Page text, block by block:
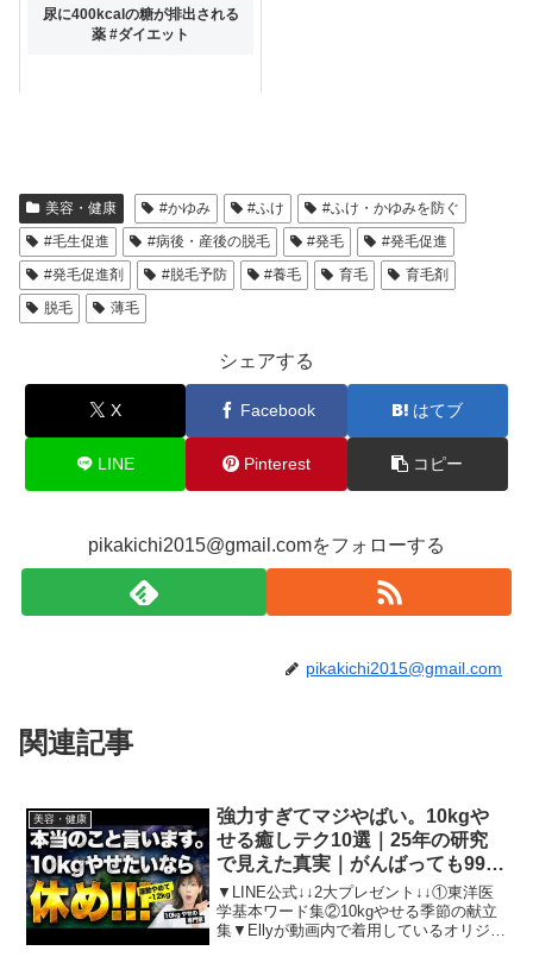
尿に400kcalの糖が排出される
薬 #ダイエット
美容・健康 #かゆみ #ふけ
#ふけ・かゆみを防ぐ
#毛生促進
#病後・産後の脱毛 #発毛
#発毛促進
#発毛促進剤
#脱毛予防 #養毛 育毛
育毛剤
脱毛
薄毛
シェアする
X Facebook はてブ
LINE Pinterest コピー
pikakichi2015@gmail.comをフォローする
pikakichi2015@gmail.com
関連記事
美容・健康
強力すぎてマジやばい。10kgや
せる癒しテク10選｜25年の研究
で見えた真実｜がんばっても99％
痩せません｜
▼LINE公式↓↓2大プレゼント↓↓①東洋医
学基本ワード集②10kgやせる季節の献立
集▼Ellyが動画内で着用しているオリジナ